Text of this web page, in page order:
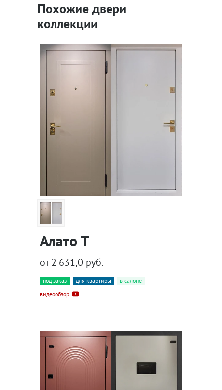
Похожие двери
коллекции
Алато Т
от 2 631,0 руб.
под заказ для квартиры
в салоне
видеообзор